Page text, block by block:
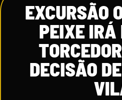
EXCURSÃO
PEIXE IRÁ
DECISÃO